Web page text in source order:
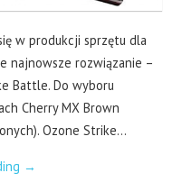
w produkcji sprzętu dla
najnowsze rozwiązanie –
Battle. Do wyboru
Cherry MX Brown
Ozone Strike…
→